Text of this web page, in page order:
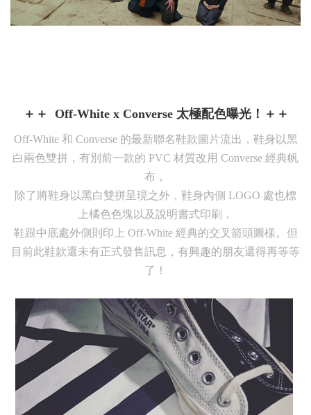
＋＋ Off-White x Converse 太極配色曝光！ ＋＋
Off-White 和 Converse 的最新聯名鞋款圖片流出，鞋身以黑
白兩色雙拼，有別前一款的 PVC 材質改用 Converse 經典帆
布，
除了將鞋身以黑白雙拼呈現之外，鞋身內側 LOGO 處也標
上橘色色塊以及說明書式印刷，
鞋跟中底處外側則印上 Off-White 經典的交叉箭頭圖樣。但
目前此鞋款還未有正式發售訊息，有興趣的朋友還得再等等
了！